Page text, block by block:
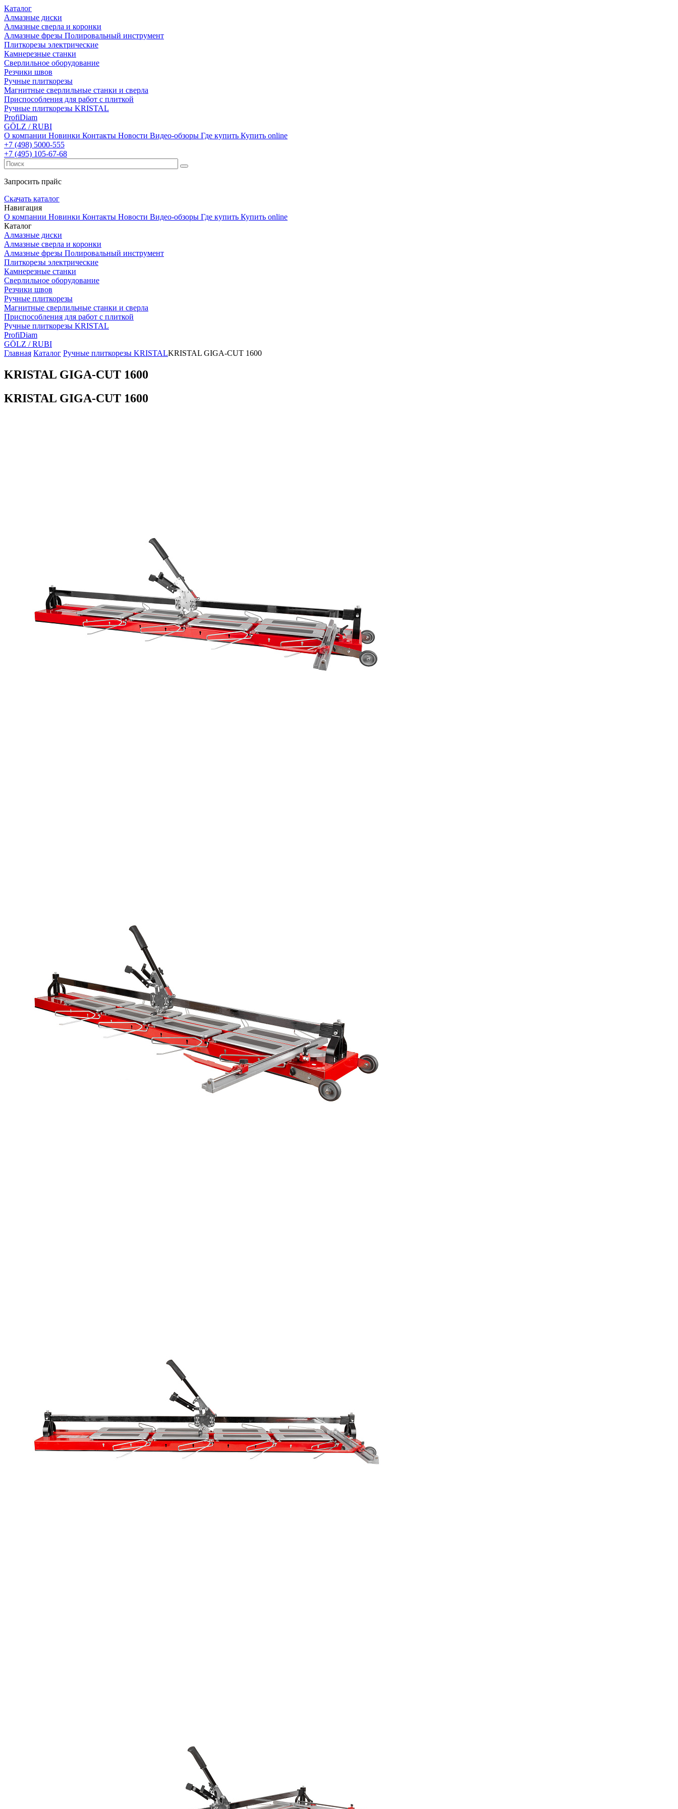
Каталог
Алмазные диски
Алмазные сверла и коронки
Алмазные фрезы Полировальный инструмент
Плиткорезы электрические
Камнерезные станки
Сверлильное оборудование
Резчики швов
Ручные плиткорезы
Магнитные сверлильные станки и сверла
Приспособления для работ с плиткой
Ручные плиткорезы KRISTAL
ProfiDiam
GÖLZ / RUBI
О компании Новинки Контакты Новости Видео-обзоры Где купить Купить online
+7 (498) 5000-555
+7 (495) 105-67-68
Запросить прайс
Скачать каталог
Навигация
О компании Новинки Контакты Новости Видео-обзоры Где купить Купить online
Каталог
Алмазные диски
Алмазные сверла и коронки
Алмазные фрезы Полировальный инструмент
Плиткорезы электрические
Камнерезные станки
Сверлильное оборудование
Резчики швов
Ручные плиткорезы
Магнитные сверлильные станки и сверла
Приспособления для работ с плиткой
Ручные плиткорезы KRISTAL
ProfiDiam
GÖLZ / RUBI
Главная Каталог Ручные плиткорезы KRISTALKRISTAL GIGA-CUT 1600
KRISTAL GIGA-CUT 1600
KRISTAL GIGA-CUT 1600